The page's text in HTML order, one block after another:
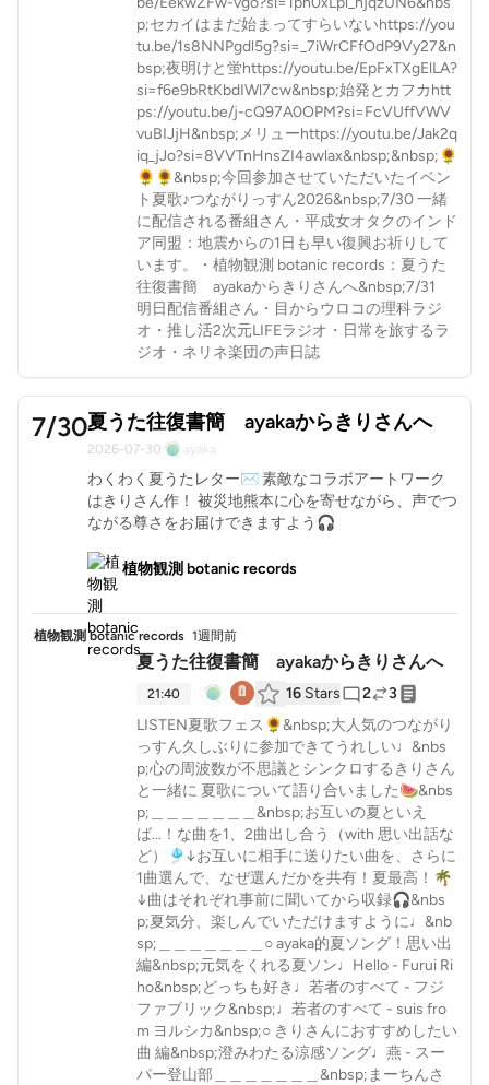
p;セカイはまだ始まってすらいないhttps://you
tu.be/1s8NNPgdl5g?si=_7iWrCFfOdP9Vy27&n
bsp;夜明けと蛍https://youtu.be/EpFxTXgElLA?
si=f6e9bRtKbdIWl7cw&nbsp;始発とカフカhtt
ps://youtu.be/j-cQ97A0OPM?si=FcVUffVWV
vuBIJjH&nbsp;メリューhttps://youtu.be/Jak2q
iq_jJo?si=8VVTnHnsZI4awlax&nbsp;&nbsp;🌻
🌻🌻&nbsp;今回参加させていただいたイベン
ト夏歌♪つながりっすん2026&nbsp;7/30 一緒
に配信される番組さん・平成女オタクのインド
ア同盟：地震からの1日も早い復興お祈りして
います。・植物観測 botanic records：夏うた
往復書簡 ayakaからきりさんへ&nbsp;7/31
明日配信番組さん・目からウロコの理科ラジ
オ・推し活2次元LIFEラジオ・日常を旅するラ
ジオ・ネリネ楽団の声日誌
7/30夏うた往復書簡 ayakaからきりさんへ
2026-07-30 ayaka
わくわく夏うたレター✉️ 素敵なコラボアートワーク
はきりさん作！ 被災地熊本に心を寄せながら、声でつ
ながる尊さをお届けできますよう🎧
植物観測 botanic records
植物観測 botanic records 1週間前
夏うた往復書簡 ayakaからきりさんへ
21:40 16 Stars 2
3
LISTEN夏歌フェス🌻&nbsp;大人気のつながり
っすん久しぶりに参加できてうれしい♩&nbs
p;心の周波数が不思議とシンクロするきりさん
と一緒に 夏歌について語り合いました🍉&nbs
p;＿＿＿＿＿＿＿&nbsp;お互いの夏といえ
ば…！な曲を1、2曲出し合う（with 思い出話な
ど）🎐↓お互いに相手に送りたい曲を、さらに
1曲選んで、なぜ選んだかを共有！夏最高！🌴
↓曲はそれぞれ事前に聞いてから収録🎧&nbs
p;夏気分、楽しんでいただけますように♩&nb
sp;＿＿＿＿＿＿＿○ ayaka的夏ソング！思い出
編&nbsp;元気をくれる夏ソン♩Hello - Furui Ri
ho&nbsp;どっちも好き♩若者のすべて - フジ
ファブリック&nbsp;♩若者のすべて - suis fro
m ヨルシカ&nbsp;○ きりさんにおすすめしたい
曲 編&nbsp;澄みわたる涼感ソング♩燕 - スー
パー登山部＿＿＿＿＿＿＿&nbsp;まーちんさ